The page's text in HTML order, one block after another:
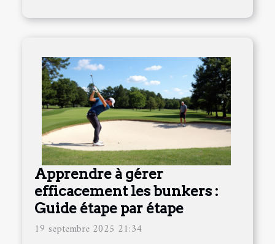
Apprendre à gérer
efficacement les bunkers :
Guide étape par étape
19 septembre 2025 21:34